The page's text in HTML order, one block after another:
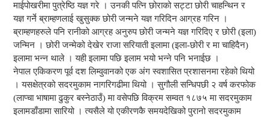
माईपोखरीमा पुत्रेष्ठि यज्ञ गरे । उनकी पत्नि छोराको सट्टा छोरी चाहन्थिन र
यज्ञ गर्ने ब्राम्हणलाई खुसुक्क छोरी जन्मने यज्ञ गरिदिन आग्रह गरिन ।
ब्राम्हणहरुले पनि रानीको आग्रह अनुरुप छोरी जन्मने यज्ञ गरिदिए र छोरी (इला)
जन्मिन । छोरी जन्मेको देखेर राजा सरियाती इलामा (इला-छोरी र मा चाहिदैन)
इलामा भन्न थाले । यही इलामा पछि इलाम भयो भन्ने पनि भनाईछ ।
नेपाल एकिकरण पूर्व दश लिम्वुवानको एक अंग स्वशासित प्रशासनमा रहेको थियो
। यसक्षेत्रको सदरमुकाम नागरिगढीमा थियो । सुगौली सन्धिपछी २ वर्ष करफोक
(लाप्चा भाषामा ढुकुर बस्नेठाउँ) मा वसेपछि विक्रम सम्वत १८७५ मा सदरमुकाम
इलामडाँडामा सारियो । त्यसैले यो एकीरणकै समयदेखिको पुरानो सदरमुकाम